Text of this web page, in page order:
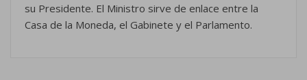
su Presidente. El Ministro sirve de enlace entre la
Casa de la Moneda, el Gabinete y el Parlamento.